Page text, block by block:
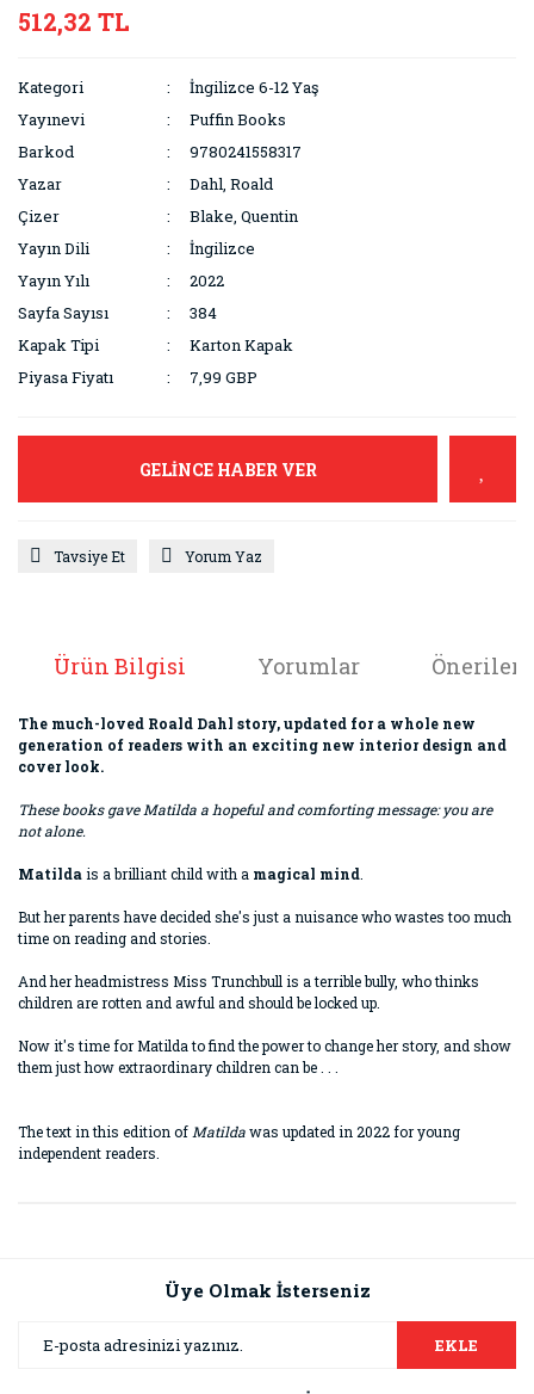
512,32 TL
Kategori
İngilizce 6-12 Yaş
Yayınevi
Puffin Books
Barkod
9780241558317
Yazar
Dahl, Roald
Çizer
Blake, Quentin
Yayın Dili
İngilizce
Yayın Yılı
2022
Sayfa Sayısı
384
Kapak Tipi
Karton Kapak
Piyasa Fiyatı
7,99 GBP
GELİNCE HABER VER
Tavsiye Et Yorum Yaz
Ürün Bilgisi Yorumlar
The much-loved Roald Dahl story, updated for a whole new
generation of readers with an exciting new interior design and
cover look.
These books gave Matilda a hopeful and comforting message: you are
not alone.
Matildais a brilliant child with a magical mind
But her parents have decided she's just a nuisance who wastes too much
time on reading and stories.
And her headmistress Miss Trunchbull is a terrible bully, who thinks
children are rotten and awful and should be locked up.
Now it's time for Matilda to find the power to change her story, and show
them just how extraordinary children can be . . .
The text in this edition of Matildawas updated in 2022 for young
independent readers.
Görüş ve önerileriniz için teşekkür ederiz.
Ürün resmi kalitesiz, bozuk veya görüntülenemiyor.
Üye Olmak İsterseniz
EKLE